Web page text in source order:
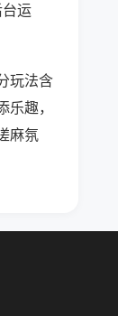
运
玩法含
趣，
麻氛